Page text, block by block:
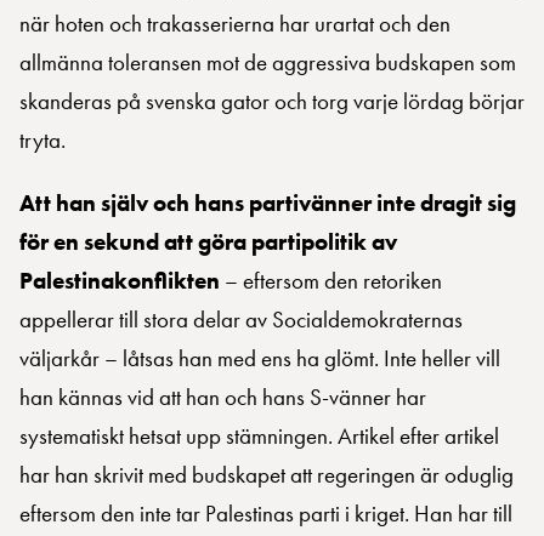
när hoten och trakasserierna har urartat och den
allmänna toleransen mot de aggressiva budskapen som
skanderas på svenska gator och torg varje lördag börjar
tryta.
Att han själv och hans partivänner inte dragit sig
för en sekund att göra partipolitik av
Palestinakonflikten – eftersom den retoriken
appellerar till stora delar av Socialdemokraternas
väljarkår – låtsas han med ens ha glömt. Inte heller vill
han kännas vid att han och hans S-vänner har
systematiskt hetsat upp stämningen. Artikel efter artikel
har han skrivit med budskapet att regeringen är oduglig
eftersom den inte tar Palestinas parti i kriget. Han har till